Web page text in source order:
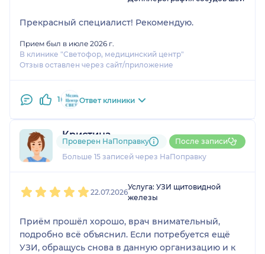
Прекрасный специалист! Рекомендую.
Прием был в июле 2026 г.
В клинике "Светофор, медицинский центр"
Отзыв оставлен через сайт/приложение
1 Ответ клиники
Кристина
6 отзывов и3 оценки
Больше 15 записей через НаПоправку
Проверен НаПоправку После записи
22.07.2026
Услуга: УЗИ щитовидной
железы
Приём прошёл хорошо, врач внимательный,
подробно всё объяснил. Если потребуется ещё
УЗИ, обращусь снова в данную организацию и к